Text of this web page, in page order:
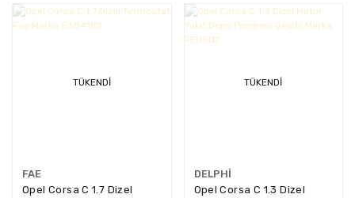
TÜKENDI
FAE
Opel Corsa C 1.7 Dizel
TÜKENDI
DELPHI
Opel Corsa C 1.3 Dizel